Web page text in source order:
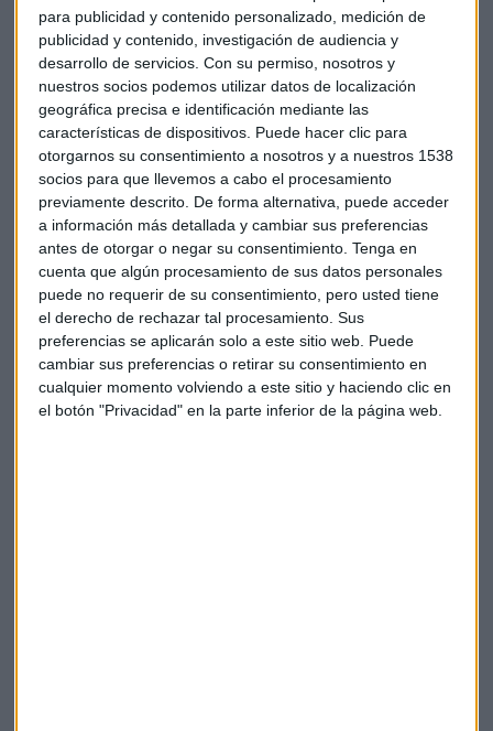
para publicidad y contenido personalizado, medición de
publicidad y contenido, investigación de audiencia y
desarrollo de servicios. Con su permiso, nosotros y
nuestros socios podemos utilizar datos de localización
geográfica precisa e identificación mediante las
características de dispositivos. Puede hacer clic para
otorgarnos su consentimiento a nosotros y a nuestros 1538
socios para que llevemos a cabo el procesamiento
previamente descrito. De forma alternativa, puede acceder
a información más detallada y cambiar sus preferencias
antes de otorgar o negar su consentimiento. Tenga en
cuenta que algún procesamiento de sus datos personales
puede no requerir de su consentimiento, pero usted tiene
el derecho de rechazar tal procesamiento. Sus
preferencias se aplicarán solo a este sitio web. Puede
cambiar sus preferencias o retirar su consentimiento en
cualquier momento volviendo a este sitio y haciendo clic en
el botón "Privacidad" en la parte inferior de la página web.
SpaceX planea emitir bonos por 20.000
millones de dólares para refinanciar
deuda
Que Elon Musk es lo que mueve SpaceXno hay duda de ello.
Como no hay duda de que susvaloraciones son
demasiado elevadas para el posible valor real de la
compañía. No sería ninguna sorpresa que en dos años la
compañía pasara del 'espacio al subsuelo', como ya
advierte Ignacio Vacchiano, deLeverage Shares, "ha
pasado en otras ocasiones".
Más allá de la bolsa, hoy hemos conocido que SpaceX
planea emitir bonos por 20.000 millones de dólares para
refinanciar deuda. Algo a lo que elresponsable de Operativa